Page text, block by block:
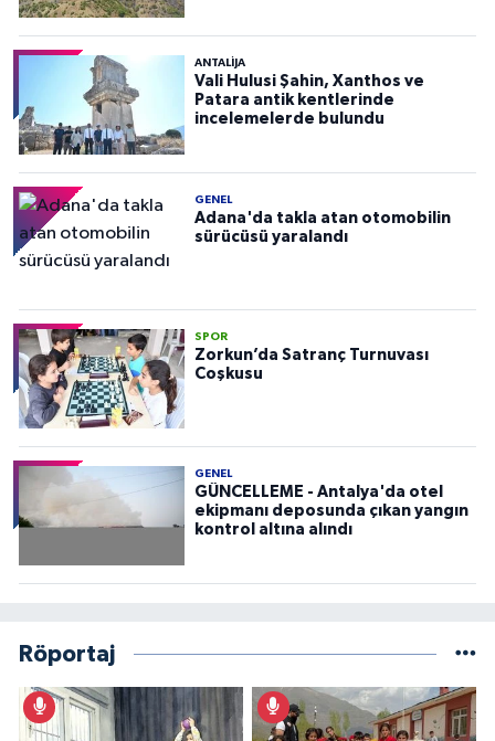
ANTALIJA
Vali Hulusi Şahin, Xanthos ve
Patara antik kentlerinde
incelemelerde bulundu
GENEL
Adana'da takla atan otomobilin
sürücüsü yaralandı
SPOR
Zorkun’da Satranç Turnuvası
Coşkusu
GENEL
GÜNCELLEME - Antalya'da otel
ekipmanı deposunda çıkan yangın
kontrol altına alındı
Röportaj